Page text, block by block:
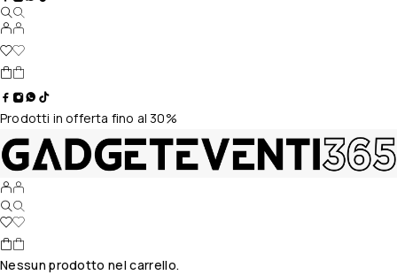
Prodotti in offerta fino al 30%
Nessun prodotto nel carrello.